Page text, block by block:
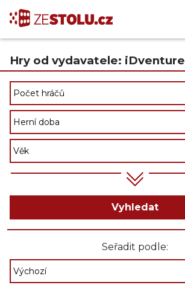
Hry od vydavatele: iDventure
Vyhledat
Seřadit podle: